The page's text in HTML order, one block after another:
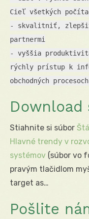
Cieľ všetkých
- skvalitniť, zlepšiť
partnermi
- vyššia
rýchly prístup k
obchodných procesoch
Download
Stiahnite si súbor
Hlavné trendy v
systémov (súbor vo
pravým tlačidlom
target as…
Pošlite